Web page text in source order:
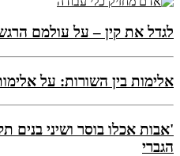
לגדל את קין – על עולמם
אלימות בין השורות: על
'אבות אכלו בוסר ושיני בנים
הגברי